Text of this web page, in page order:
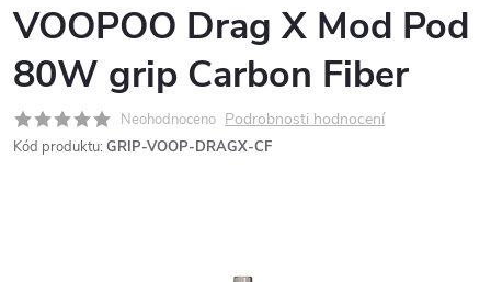
VOOPOO Drag X Mod Pod
80W grip Carbon Fiber
Neohodnoceno Podrobnosti hodnocení
Kód produktu: GRIP-VOOP-DRAGX-CF